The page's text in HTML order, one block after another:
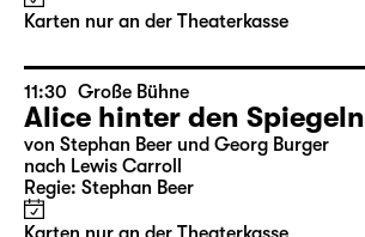
Karten nur an der Theaterkasse
11:30 Große Bühne
Alice hinter den Spiegeln
von Stephan Beer und Georg Burger
nach Lewis Carroll
Regie: Stephan Beer